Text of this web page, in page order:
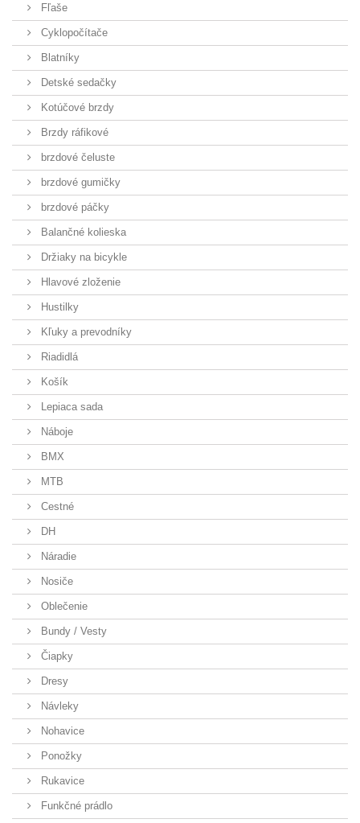
Fľaše
Cyklopočítače
Blatníky
Detské sedačky
Kotúčové brzdy
Brzdy ráfikové
brzdové čeluste
brzdové gumičky
brzdové páčky
Balančné kolieska
Držiaky na bicykle
Hlavové zloženie
Hustilky
Kľuky a prevodníky
Riadidlá
Košík
Lepiaca sada
Náboje
BMX
MTB
Cestné
DH
Náradie
Nosiče
Oblečenie
Bundy / Vesty
Čiapky
Dresy
Návleky
Nohavice
Ponožky
Rukavice
Funkčné prádlo